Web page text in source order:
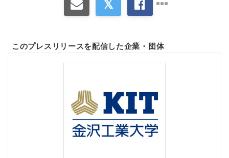
このプレスリリースを配信した企業・団体